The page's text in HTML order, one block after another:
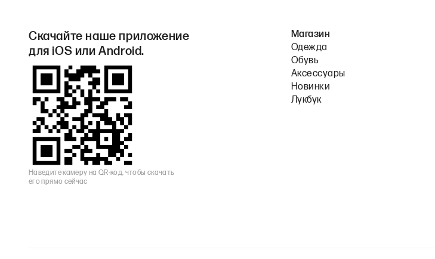
Скачайте наше приложение
для iOS или Android.
Наведите камеру на QR-код, чтобы скачать
его прямо сейчас
Магазин
Одежда
Обувь
Аксессуары
Новинки
Лукбук